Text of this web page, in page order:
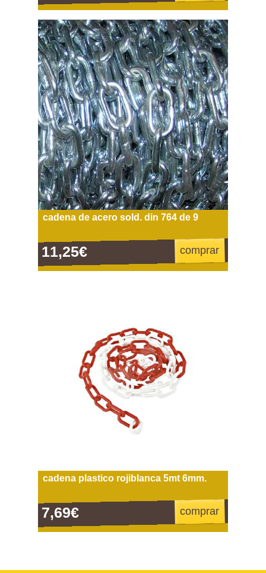
cadena de acero sold. din 764 de 9
11,25€ comprar
cadena plastico rojiblanca 5mt 6mm.
7,69€ comprar